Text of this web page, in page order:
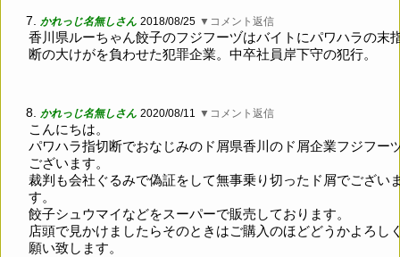
7. かれっじ名無しさん 2018/08/25 ▼コメント返信
香川県ルーちゃん餃子のフジフーヅはバイトにパワハラの末
断の大けがを負わせた犯罪企業。中卒社員岸下守の犯行。
8. かれっじ名無しさん 2020/08/11 ▼コメント返信
こんにちは。
パワハラ指切断でおなじみのド屑県香川のド屑企業フジフー
ございます。
裁判も会社ぐるみで偽証をして無事乗り切ったド屑でござい
す。
餃子シュウマイなどをスーパーで販売しております。
店頭で見かけましたらそのときはご購入のほどどうかよろし
願い致します。